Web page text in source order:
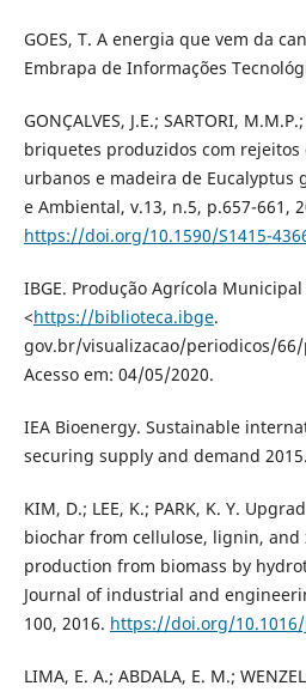
GOES, T. A energia que vem da
Embrapa de Informações
GONÇALVES, J.E.; SARTORI,
briquetes produzidos com rejeitos
urbanos e madeira de Eucalyptus
e Ambiental, v.13, n.5, p.657-661,
https://doi.org/10.1590/S1415-
IBGE. Produção Agrícola
<https://biblioteca.ibge.
gov.br/visualizacao/periodicos/66/
Acesso em: 04/05/2020.
IEA Bioenergy. Sustainable
securing supply and demand
KIM, D.; LEE, K.; PARK, K. Y.
biochar from cellulose, lignin,
production from biomass by
Journal of industrial and
100, 2016. https://doi.org/10.1016/
LIMA, E. A.; ABDALA, E. M.;